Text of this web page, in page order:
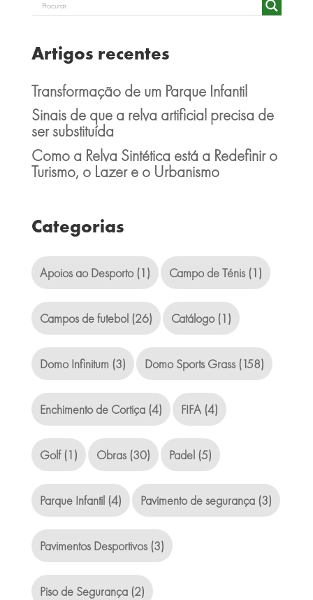
Artigos recentes
Transformação de um Parque Infantil
Sinais de que a relva artificial precisa de
ser substituída
Como a Relva Sintética está a Redefinir o
Turismo, o Lazer e o Urbanismo
Categorias
Apoios ao Desporto(1) Campo de Ténis(1)
Campos de futebol(26) Catálogo(1)
Domo Infinitum(3) Domo Sports Grass(158)
Enchimento de Cortiça(4) FIFA(4)
Golf(1) Obras(30) Padel(5)
Parque Infantil(4) Pavimento de segurança(3)
Pavimentos Desportivos(3)
Piso de Segurança(2)